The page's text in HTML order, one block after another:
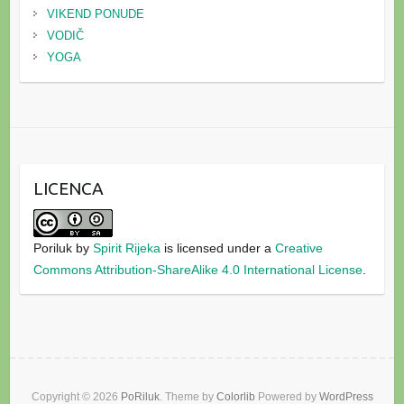
VIKEND PONUDE
VODIČ
YOGA
LICENCA
Porilukby Spirit Rijeka is licensed under a Creative
Commons Attribution-ShareAlike 4.0 International License.
Copyright © 2026 PoRiluk. Theme by Colorlib Powered by WordPress